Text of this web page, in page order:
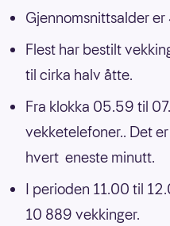
Gjennomsnittsalder er
Flest har bestilt
til cirka halv åtte.
Fra klokka 05.59 til
vekketelefoner.. Det
hvert eneste minutt.
I perioden 11.00 til
10 889 vekkinger.